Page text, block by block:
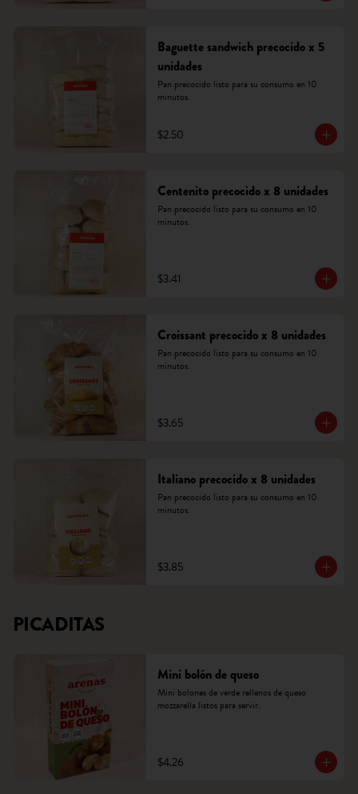
Baguette sandwich precocido x 5
unidades
Pan precocido listo para su consumo en 10
minutos.
$2.50
Centenito precocido x 8 unidades
Pan precocido listo para su consumo en 10
minutos.
$3.41
Croissant precocido x 8 unidades
Pan precocido listo para su consumo en 10
minutos.
$3.65
Italiano precocido x 8 unidades
Pan precocido listo para su consumo en 10
minutos.
$3.85
PICADITAS
Mini bolón de queso
Mini bolones de verde rellenos de queso
mozzarella listos para servir.
$4.26